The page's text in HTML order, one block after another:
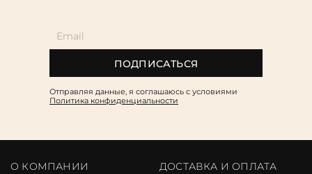
ПОДПИСАТЬСЯ
Отправляя данные, я соглашаюсь c условиями
Политика конфиденциальности
О КОМПАНИИ ДОСТАВКА И ОПЛАТА